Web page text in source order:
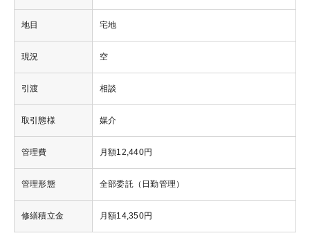
地目 宅地
現況 空
引渡 相談
取引態様 媒介
管理費 月額12,440円
管理形態 全部委託（日勤管理）
修繕積立金 月額14,350円